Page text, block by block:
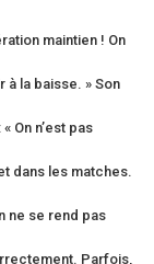
maintien ! On
la baisse. » Son
On n’est pas
dans les matches.
ne se rend pas
Parfois,